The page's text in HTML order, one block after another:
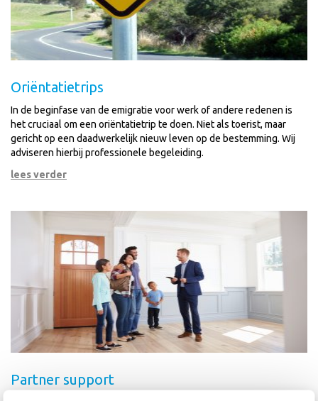
Oriëntatietrips
In de beginfase van de emigratie voor werk of andere redenen is
het cruciaal om een oriëntatietrip te doen. Niet als toerist, maar
gericht op een daadwerkelijk nieuw leven op de bestemming. Wij
adviseren hierbij professionele begeleiding.
lees verder
Partner support